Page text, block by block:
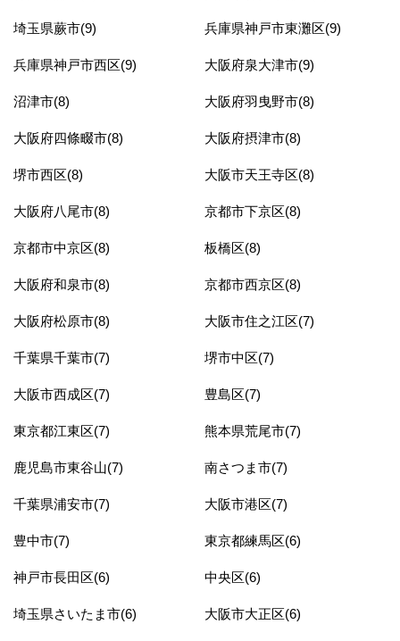
埼玉県蕨市(9) 兵庫県神戸市東灘区(9)
兵庫県神戸市西区(9) 大阪府泉大津市(9)
沼津市(8) 大阪府羽曳野市(8)
大阪府四條畷市(8) 大阪府摂津市(8)
堺市西区(8) 大阪市天王寺区(8)
大阪府八尾市(8) 京都市下京区(8)
京都市中京区(8) 板橋区(8)
大阪府和泉市(8) 京都市西京区(8)
大阪府松原市(8) 大阪市住之江区(7)
千葉県千葉市(7) 堺市中区(7)
大阪市西成区(7) 豊島区(7)
東京都江東区(7) 熊本県荒尾市(7)
鹿児島市東谷山(7) 南さつま市(7)
千葉県浦安市(7) 大阪市港区(7)
豊中市(7) 東京都練馬区(6)
神戸市長田区(6) 中央区(6)
埼玉県さいたま市(6) 大阪市大正区(6)